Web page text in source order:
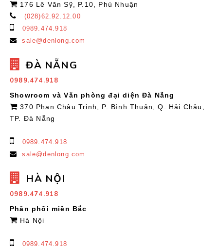
176 Lê Văn Sỹ, P.10, Phú Nhuận
(028)62.92.12.00
0989.474.918
sale@denlong.com
ĐÀ NẴNG
0989.474.918
Showroom và Văn phòng đại diện Đà Nẵng
370 Phan Châu Trinh, P. Bình Thuận, Q. Hải Châu,
TP. Đà Nẵng
0989.474.918
sale@denlong.com
HÀ NỘI
0989.474.918
Phân phối miền Bắc
Hà Nội
0989.474.918